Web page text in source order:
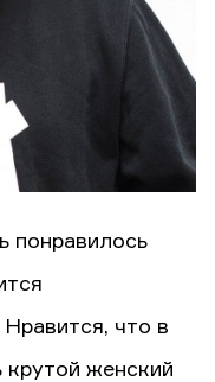
понравилось
что в
крутой женский